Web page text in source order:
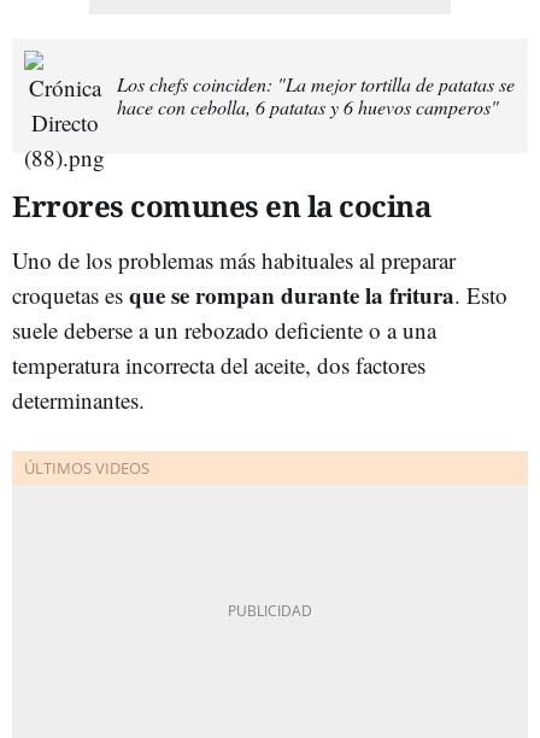
Los chefs coinciden: "La mejor tortilla de patatas se
hace con cebolla, 6 patatas y 6 huevos camperos"
Errores comunes en la cocina
Uno de los problemas más habituales al preparar
croquetas es que se rompan durante la fritura. Esto
suele deberse a un rebozado deficiente o a una
temperatura incorrecta del aceite, dos factores
determinantes.